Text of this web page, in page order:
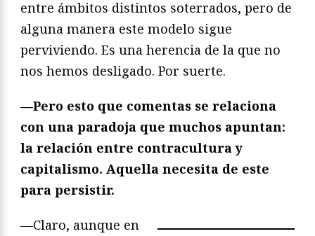
entre ámbitos distintos soterrados, pero de
alguna manera este modelo sigue
perviviendo. Es una herencia de la que no
nos hemos desligado. Por suerte.
—Pero esto que comentas se relaciona
con una paradoja que muchos apuntan:
la relación entre contracultura y
capitalismo. Aquella necesita de este
para persistir.
—Claro, aunque en